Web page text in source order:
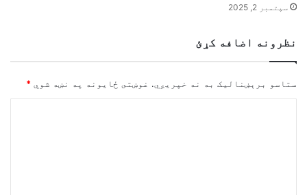
سپتمبر 2, 2025
نظرونه اضافه کړئ
ستاسو برېښناليک به نه خپريږي. غوښتى ځایونه په نښه شوي *